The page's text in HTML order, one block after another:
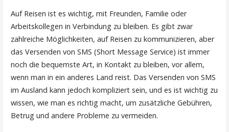
Auf Reisen ist es wichtig, mit Freunden, Familie oder
Arbeitskollegen in Verbindung zu bleiben. Es gibt zwar
zahlreiche Möglichkeiten, auf Reisen zu kommunizieren, aber
das Versenden von SMS (Short Message Service) ist immer
noch die bequemste Art, in Kontakt zu bleiben, vor allem,
wenn man in ein anderes Land reist. Das Versenden von SMS
im Ausland kann jedoch kompliziert sein, und es ist wichtig zu
wissen, wie man es richtig macht, um zusätzliche Gebühren,
Betrug und andere Probleme zu vermeiden.